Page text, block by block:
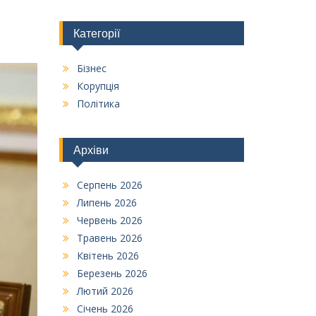
Категорії
Бізнес
Корупція
Політика
Архіви
Серпень 2026
Липень 2026
Червень 2026
Травень 2026
Квітень 2026
Березень 2026
Лютий 2026
Січень 2026